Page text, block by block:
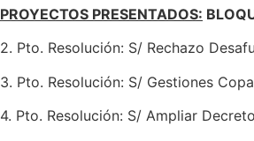
PROYECTOS PRESENTADOS:
2. Pto. Resolución: S/ Rechazo
3. Pto. Resolución: S/ Gestiones
4. Pto. Resolución: S/ Ampliar